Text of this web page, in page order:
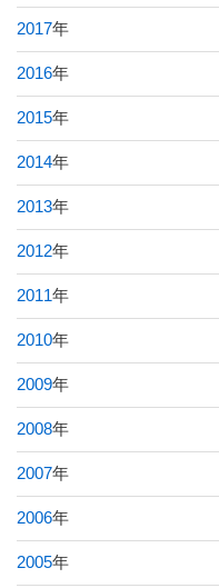
2017年
2016年
2015年
2014年
2013年
2012年
2011年
2010年
2009年
2008年
2007年
2006年
2005年